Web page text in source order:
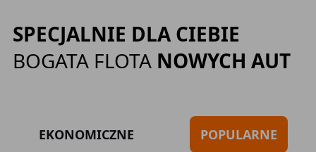
SPECJALNIE DLA CIEBIE
BOGATA FLOTA NOWYCH AUT
EKONOMICZNE POPULARNE